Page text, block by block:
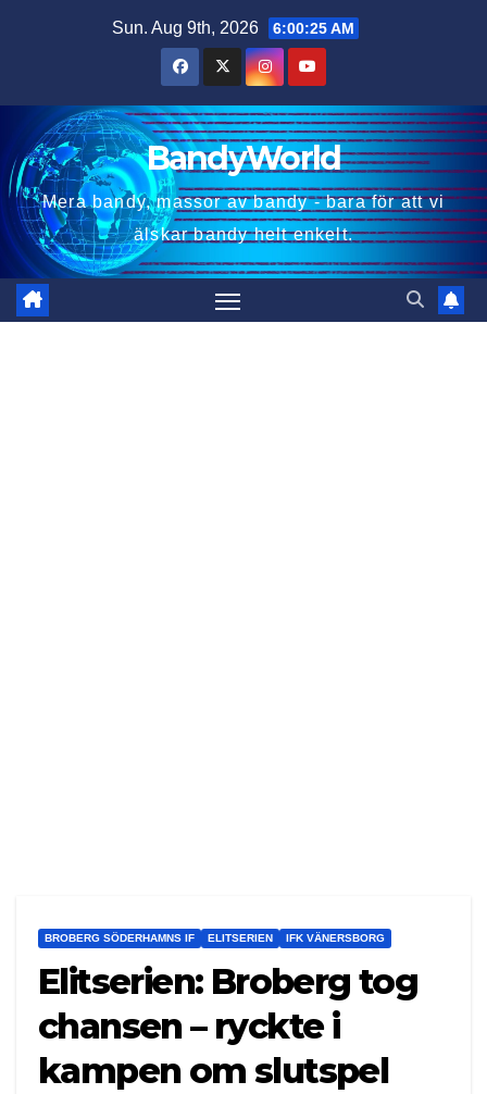
Sun. Aug 9th, 2026 6:00:26 AM
BandyWorld
Mera bandy, massor av bandy - bara för att vi
älskar bandy helt enkelt.
BROBERG SÖDERHAMNS IF ELITSERIEN IFK VÄNERSBORG
Elitserien: Broberg tog
chansen – ryckte i
kampen om slutspel